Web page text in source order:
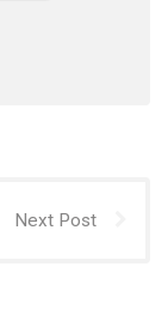
Next Post